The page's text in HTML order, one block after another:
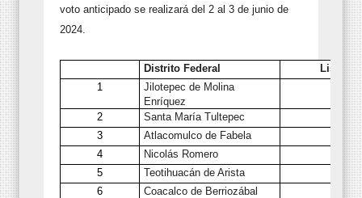
voto anticipado se realizará del 2 al 3 de junio de
2024.
Distrito Federal
Lista
1
Jilotepec de Molina
Enríquez
2
Santa María Tultepec
3
Atlacomulco de Fabela
4
Nicolás Romero
5
Teotihuacán de Arista
6
Coacalco de Berriozábal